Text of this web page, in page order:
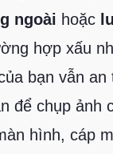
ngoài hoặc
hợp xấu
bạn vẫn an
để chụp ảnh
hình, cáp